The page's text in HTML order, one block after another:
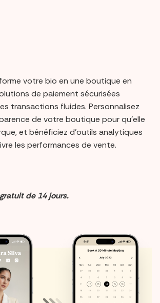
votre bio en une boutique en
de paiement sécurisées
transactions fluides. Personnalisez
de votre boutique pour qu’elle
et bénéficiez d'outils analytiques
les performances de vente.
de 14 jours.